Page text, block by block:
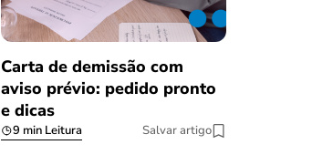
Carta de demissão com
aviso prévio: pedido pronto
e dicas
9 min Leitura Salvar artigo